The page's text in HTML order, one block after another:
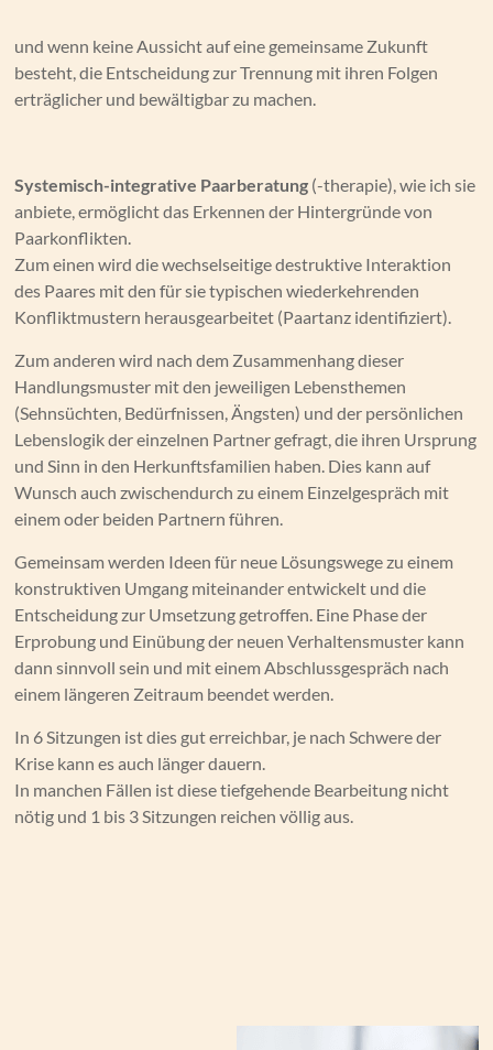
und wenn keine Aussicht auf eine gemeinsame Zukunft
besteht, die Entscheidung zur Trennung mit ihren Folgen
erträglicher und bewältigbar zu machen.
Systemisch-integrative Paarberatung (-therapie), wie ich sie
anbiete, ermöglicht das Erkennen der Hintergründe von
Paarkonflikten.
Zum einen wird die wechselseitige destruktive Interaktion
des Paares mit den für sie typischen wiederkehrenden
Konfliktmustern herausgearbeitet (Paartanz identifiziert).
Zum anderen wird nach dem Zusammenhang dieser
Handlungsmuster mit den jeweiligen Lebensthemen
(Sehnsüchten, Bedürfnissen, Ängsten) und der persönlichen
Lebenslogik der einzelnen Partner gefragt, die ihren Ursprung
und Sinn in den Herkunftsfamilien haben. Dies kann auf
Wunsch auch zwischendurch zu einem Einzelgespräch mit
einem oder beiden Partnern führen.
Gemeinsam werden Ideen für neue Lösungswege zu einem
konstruktiven Umgang miteinander entwickelt und die
Entscheidung zur Umsetzung getroffen. Eine Phase der
Erprobung und Einübung der neuen Verhaltensmuster kann
dann sinnvoll sein und mit einem Abschlussgespräch nach
einem längeren Zeitraum beendet werden.
In 6 Sitzungen ist dies gut erreichbar, je nach Schwere der
Krise kann es auch länger dauern.
In manchen Fällen ist diese tiefgehende Bearbeitung nicht
nötig und 1 bis 3 Sitzungen reichen völlig aus.